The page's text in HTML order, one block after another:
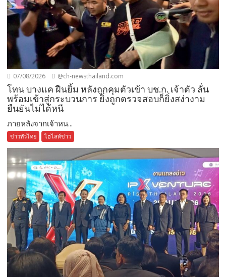
07/08/2026 @ch-newsthailand.com
โทน บางแค ฝืนยิ้ม หลังถูกคุมตัวเข้า บช.ก. เจ้าตัว ลั่น
พร้อมเข้าสู่กระบวนการ ยิ่งถูกตรวจสอบก็ยิ่งสง่างาม
ยืนยันไม่ได้หนี
ภายหลังจากเจ้าหน...
ข่าวทั่วไทย ไฮไลท์ข่าว